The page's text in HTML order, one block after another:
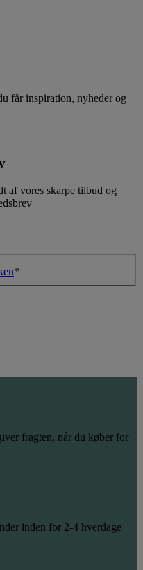
får inspiration, nyheder og
af vores skarpe tilbud og
*
fragten, når du køber for
inden for 2-4 hverdage